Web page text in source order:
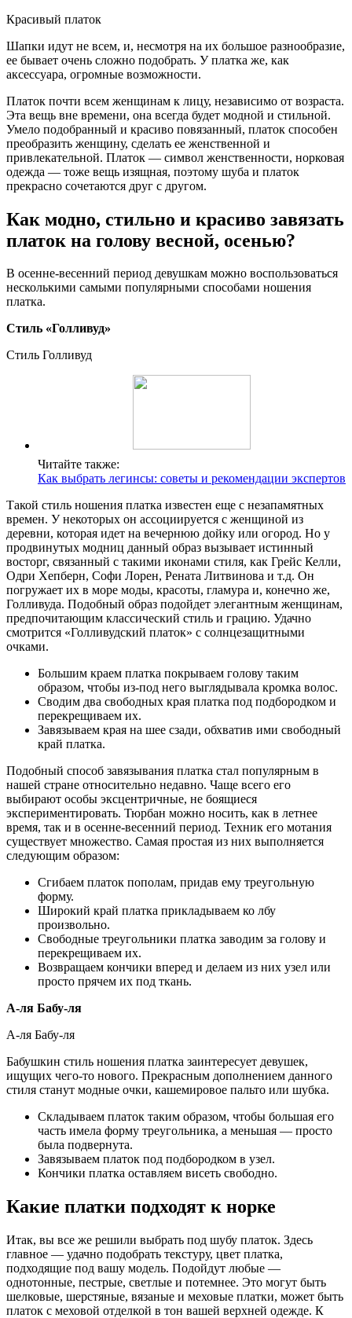
Красивый платок
Шапки идут не всем, и, несмотря на их большое разнообразие,
ее бывает очень сложно подобрать. У платка же, как
аксессуара, огромные возможности.
Платок почти всем женщинам к лицу, независимо от возраста.
Эта вещь вне времени, она всегда будет модной и стильной.
Умело подобранный и красиво повязанный, платок способен
преобразить женщину, сделать ее женственной и
привлекательной. Платок — символ женственности, норковая
одежда — тоже вещь изящная, поэтому шуба и платок
прекрасно сочетаются друг с другом.
Как модно, стильно и красиво завязать
платок на голову весной, осенью?
В осенне-весенний период девушкам можно воспользоваться
несколькими самыми популярными способами ношения
платка.
Стиль «Голливуд»
Стиль Голливуд
Читайте также:
Как выбрать легинсы: советы и рекомендации экспертов
Такой стиль ношения платка известен еще с незапамятных
времен. У некоторых он ассоциируется с женщиной из
деревни, которая идет на вечернюю дойку или огород. Но у
продвинутых модниц данный образ вызывает истинный
восторг, связанный с такими иконами стиля, как Грейс Келли,
Одри Хепберн, Софи Лорен, Рената Литвинова и т.д. Он
погружает их в море моды, красоты, гламура и, конечно же,
Голливуда. Подобный образ подойдет элегантным женщинам,
предпочитающим классический стиль и грацию. Удачно
смотрится «Голливудский платок» с солнцезащитными
очками.
Большим краем платка покрываем голову таким
образом, чтобы из-под него выглядывала кромка волос.
Сводим два свободных края платка под подбородком и
перекрещиваем их.
Завязываем края на шее сзади, обхватив ими свободный
край платка.
Подобный способ завязывания платка стал популярным в
нашей стране относительно недавно. Чаще всего его
выбирают особы эксцентричные, не боящиеся
экспериментировать. Тюрбан можно носить, как в летнее
время, так и в осенне-весенний период. Техник его мотания
существует множество. Самая простая из них выполняется
следующим образом:
Сгибаем платок пополам, придав ему треугольную
форму.
Широкий край платка прикладываем ко лбу
произвольно.
Свободные треугольники платка заводим за голову и
перекрещиваем их.
Возвращаем кончики вперед и делаем из них узел или
просто прячем их под ткань.
А-ля Бабу-ля
А-ля Бабу-ля
Бабушкин стиль ношения платка заинтересует девушек,
ищущих чего-то нового. Прекрасным дополнением данного
стиля станут модные очки, кашемировое пальто или шубка.
Складываем платок таким образом, чтобы большая его
часть имела форму треугольника, а меньшая — просто
была подвернута.
Завязываем платок под подбородком в узел.
Кончики платка оставляем висеть свободно.
Какие платки подходят к норке
Итак, вы все же решили выбрать под шубу платок. Здесь
главное — удачно подобрать текстуру, цвет платка,
подходящие под вашу модель. Подойдут любые —
однотонные, пестрые, светлые и потемнее. Это могут быть
шелковые, шерстяные, вязаные и меховые платки, может быть
платок с меховой отделкой в тон вашей верхней одежде. К